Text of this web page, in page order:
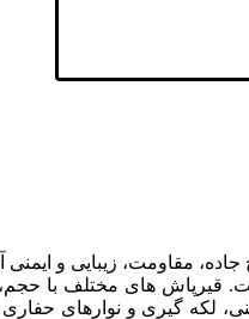
مقاومت، زیبایی و ایمنی
های مختلف با
لکه گیری و نوارهای